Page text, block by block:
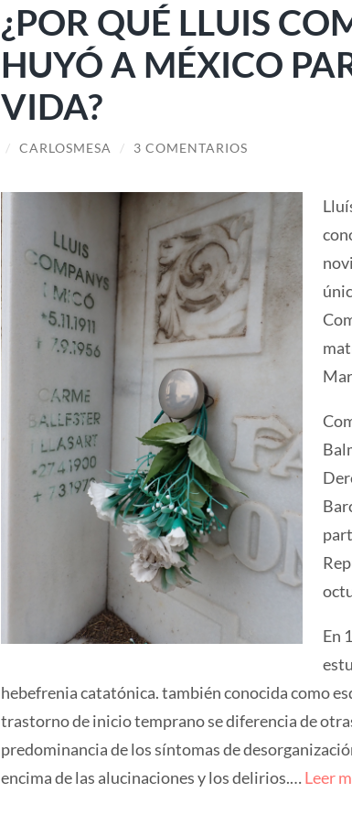
¿POR QUÉ LLUIS
HUYÓ A MÉXICO
VIDA?
/ CARLOSMESA / 3 COMENTARIOS
En
hebefrenia catatónica. también conocida como
trastorno de inicio temprano se diferencia de
predominancia de los síntomas de
encima de las alucinaciones y los delirios.…Leer